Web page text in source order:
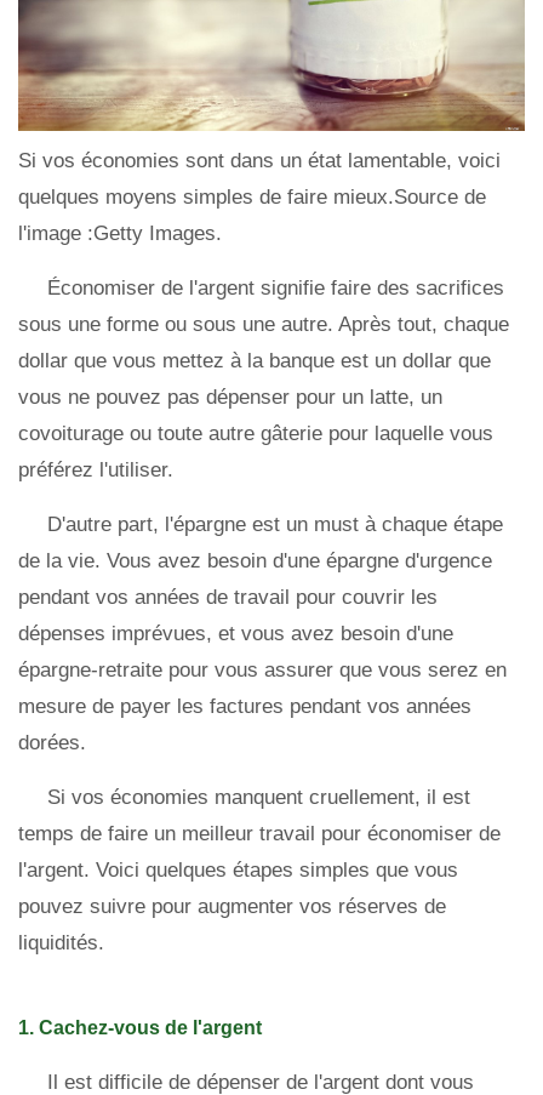
Si vos économies sont dans un état lamentable, voici
quelques moyens simples de faire mieux.Source de
l'image :Getty Images.
Économiser de l'argent signifie faire des sacrifices
sous une forme ou sous une autre. Après tout, chaque
dollar que vous mettez à la banque est un dollar que
vous ne pouvez pas dépenser pour un latte, un
covoiturage ou toute autre gâterie pour laquelle vous
préférez l'utiliser.
D'autre part, l'épargne est un must à chaque étape
de la vie. Vous avez besoin d'une épargne d'urgence
pendant vos années de travail pour couvrir les
dépenses imprévues, et vous avez besoin d'une
épargne-retraite pour vous assurer que vous serez en
mesure de payer les factures pendant vos années
dorées.
Si vos économies manquent cruellement, il est
temps de faire un meilleur travail pour économiser de
l'argent. Voici quelques étapes simples que vous
pouvez suivre pour augmenter vos réserves de
liquidités.
1. Cachez-vous de l'argent
Il est difficile de dépenser de l'argent dont vous